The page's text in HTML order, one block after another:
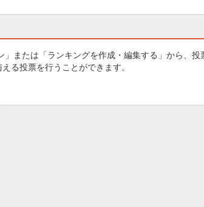
または「ランキングを作成・編集する」から、投
る投票を行うことができます。